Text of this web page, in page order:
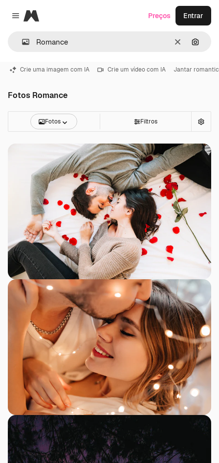
Close menu
Magnific
Limpar
Preços Entrar
Crie uma imagem com IA Crie um vídeo com IA Jantar
Fotos Romance
Fotos Filtros